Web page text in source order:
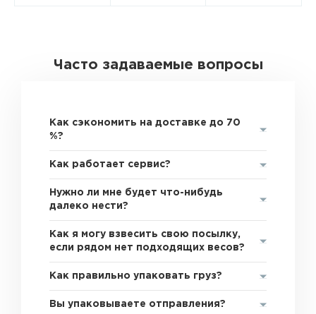
Часто задаваемые вопросы
Как сэкономить на доставке до 70
%?
Как работает сервис?
Нужно ли мне будет что-нибудь
далеко нести?
Как я могу взвесить свою посылку,
если рядом нет подходящих весов?
Как правильно упаковать груз?
Вы упаковываете отправления?